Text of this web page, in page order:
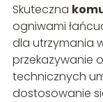
Skuteczna
ogniwami
dla utrzymania
przekazywanie
technicznych
dostosowanie